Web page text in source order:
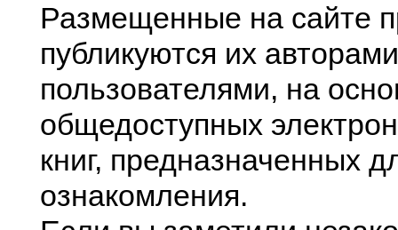
Размещенные на сайте
публикуются их
пользователями, на
общедоступных
книг, предназначенных
ознакомления.